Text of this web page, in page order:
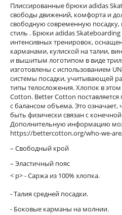
Плиссированные брюки adidas
свободы движений, комфорта и
свободную современную
стиль . Брюки adidas
интенсивных тренировок,
карманами, кулиской на талии,
и вышитым логотипом в виде
изготовлены с использованием
системы посадки, учитывающей
типы телосложения. Хлопок в
Cotton. Better Cotton
с балансом объема. Это
быть физически связан с
Дополнительную информацию
https://bettercotton.org/who-we-
– Свободный крой
– Эластичный пояс
< p> - Саржа из 100% хлопка.
- Талия средней посадки.
- Боковые карманы на молнии.